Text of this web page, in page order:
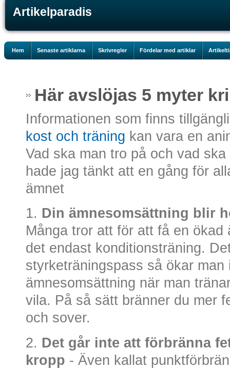
Artikelparadis
Hem Senaste artiklarna Skrivregler Fördelar med artiklar
Här avslöjas 5 myter
Informationen som finns
kost och träning kan vara en
Vad ska man tro på och vad
hade jag tänkt att en gång för
ämnet
1. Din ämnesomsättning blir
Många tror att för att få en
det endast konditionsträning.
styrketräningspass så ökar man
ämnesomsättning när man
vila. På så sätt bränner du mer
och sover.
2. Det går inte att förbränna
kropp - Även kallat